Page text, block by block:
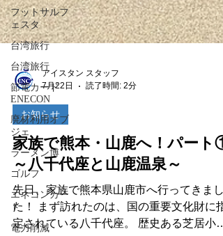
フットサルフ
ェスタ
台湾旅行
台湾旅行
節電カード
ENECON
廃材利用オブ
ジェ
ラーメン博
ゴルフ
エネコンカー
ド
電力削減
アイスタン スタッフ
7月22日
お知らせ
家族で熊本・山鹿へ！パート①
～八千代座と山鹿温泉～
先日、家族で熊本県山鹿市へ行ってきまし